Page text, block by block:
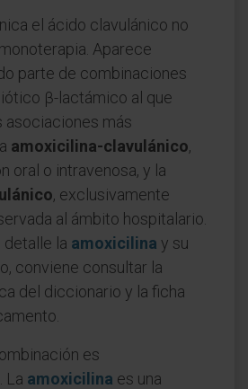
el ácido clavulánico no
Aparece
parte de combinaciones
β-lactámico al que
asociaciones más
amoxicilina-clavulánico,
oral o intravenosa, y la
, exclusivamente
al ámbito hospitalario.
detalle la amoxicilina y su
conviene consultar la
del diccionario y la ficha
es
La amoxicilina es una